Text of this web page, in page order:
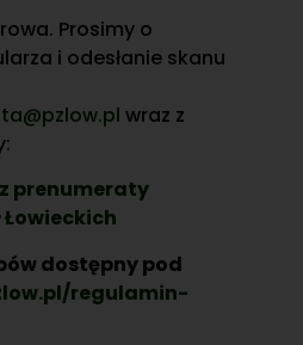
Prosimy o
i odesłanie skanu
wraz z
prenumeraty
Łowieckich
dostępny pod
regulamin-